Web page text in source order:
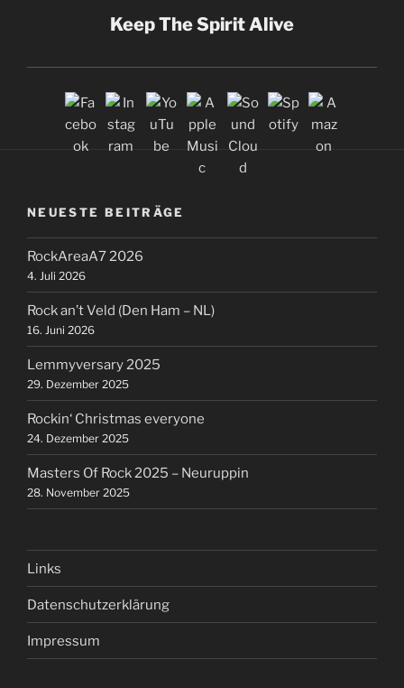
Keep The Spirit Alive
NEUESTE BEITRÄGE
RockAreaA7 2026
4. Juli 2026
Rock an’t Veld (Den Ham – NL)
16. Juni 2026
Lemmyversary 2025
29. Dezember 2025
Rockin‘ Christmas everyone
24. Dezember 2025
Masters Of Rock 2025 – Neuruppin
28. November 2025
Links
Datenschutzerklärung
Impressum